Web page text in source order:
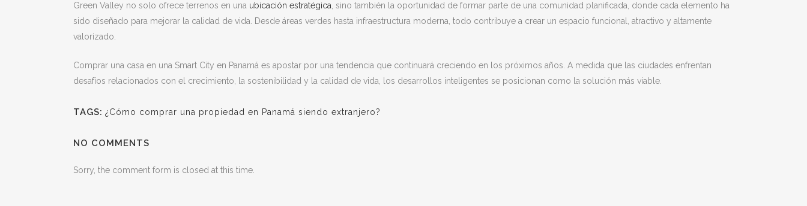
Green Valley no solo ofrece terrenos en una ubicación estratégica , sino también la oportunidad de formar parte de una comunidad planificada, donde cada elemento ha
sido diseñado para mejorar la calidad de vida. Desde áreas verdes hasta infraestructura moderna, todo contribuye a crear un espacio funcional, atractivo y altamente
valorizado.
Comprar una casa en una Smart City en Panamá es apostar por una tendencia que continuará creciendo en los próximos años. A medida que las ciudades enfrentan
desafíos relacionados con el crecimiento, la sostenibilidad y la calidad de vida, los desarrollos inteligentes se posicionan como la solución más viable.
TAGS: ¿Cómo comprar una propiedad en Panamá siendo extranjero?
NO COMMENTS
Sorry, the comment form is closed at this time.